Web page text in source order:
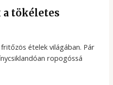
tökéletes
ételek világában. Pár
ropogóssá